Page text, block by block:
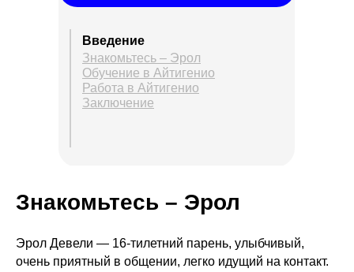
Введение
Знакомьтесь – Эрол
Обучение в Айтигенио
Работа в Айтигенио
Заключение
Знакомьтесь – Эрол
Эрол Девели — 16-тилетний парень, улыбчивый,
очень приятный в общении, легко идущий на контакт.